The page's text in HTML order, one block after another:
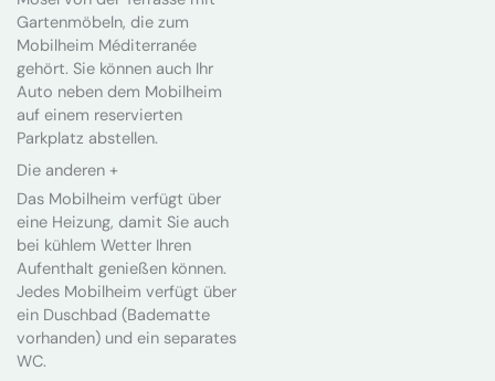
Gartenmöbeln, die zum
Mobilheim Méditerranée
gehört. Sie können auch Ihr
Auto neben dem Mobilheim
auf einem reservierten
Parkplatz abstellen.
Die anderen +
Das Mobilheim verfügt über
eine Heizung, damit Sie auch
bei kühlem Wetter Ihren
Aufenthalt genießen können.
Jedes Mobilheim verfügt über
ein Duschbad (Badematte
vorhanden) und ein separates
WC.